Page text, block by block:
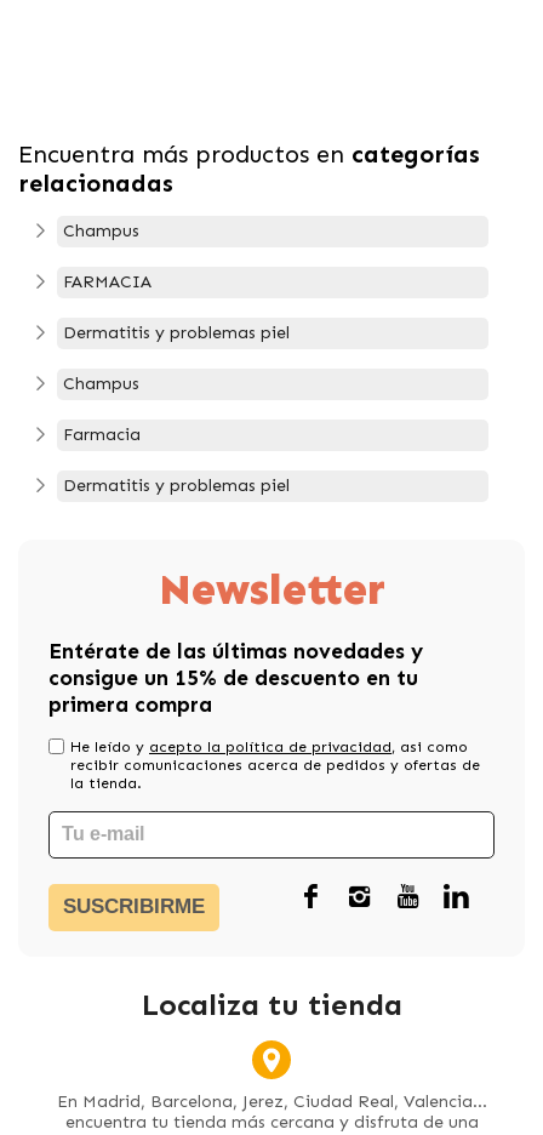
Encuentra más productos en categorías
relacionadas
Champus
FARMACIA
Dermatitis y problemas piel
Champus
Farmacia
Dermatitis y problemas piel
Newsletter
Entérate de las últimas novedades y
consigue un 15% de descuento en tu
primera compra
He leído y acepto la política de privacidad, asi como
recibir comunicaciones acerca de pedidos y ofertas de
la tienda.
SUSCRIBIRME
Localiza tu tienda
En Madrid, Barcelona, Jerez, Ciudad Real, Valencia...
encuentra tu tienda más cercana y disfruta de una